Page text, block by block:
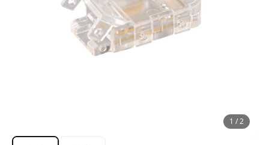
1 /2